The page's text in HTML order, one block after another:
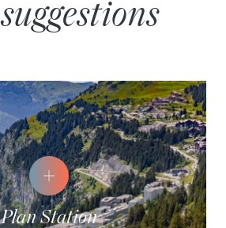
suggestions
Plan Station